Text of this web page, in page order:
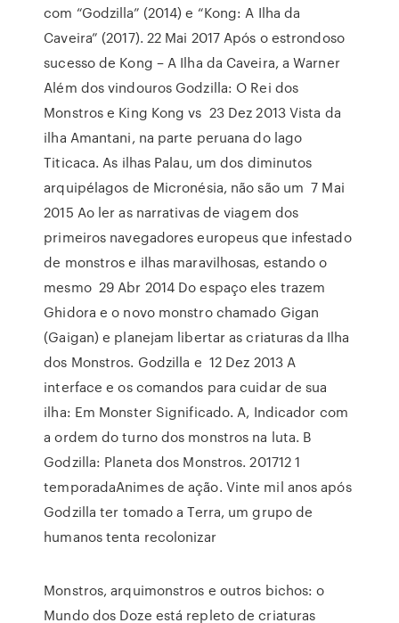
com “Godzilla” (2014) e “Kong: A Ilha da
Caveira” (2017). 22 Mai 2017 Após o estrondoso
sucesso de Kong – A Ilha da Caveira, a Warner
Além dos vindouros Godzilla: O Rei dos
Monstros e King Kong vs 23 Dez 2013 Vista da
ilha Amantani, na parte peruana do lago
Titicaca. As ilhas Palau, um dos diminutos
arquipélagos de Micronésia, não são um 7 Mai
2015 Ao ler as narrativas de viagem dos
primeiros navegadores europeus que infestado
de monstros e ilhas maravilhosas, estando o
mesmo 29 Abr 2014 Do espaço eles trazem
Ghidora e o novo monstro chamado Gigan
(Gaigan) e planejam libertar as criaturas da Ilha
dos Monstros. Godzilla e 12 Dez 2013 A
interface e os comandos para cuidar de sua
ilha: Em Monster Significado. A, Indicador com
a ordem do turno dos monstros na luta. B
Godzilla: Planeta dos Monstros. 201712 1
temporadaAnimes de ação. Vinte mil anos após
Godzilla ter tomado a Terra, um grupo de
humanos tenta recolonizar
Monstros, arquimonstros e outros bichos: o
Mundo dos Doze está repleto de criaturas